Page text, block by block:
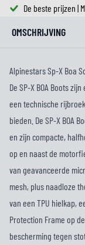
De beste prijzen |
OMSCHRIJVING
Alpinestars Sp-X Boa
De SP-X BOA Boots
een technische
bieden. De SP-X BOA
en zijn compacte,
op en naast de
van geavanceerde
mesh, plus naadloze
van een TPU hielkap,
Protection Frame op
bescherming tegen